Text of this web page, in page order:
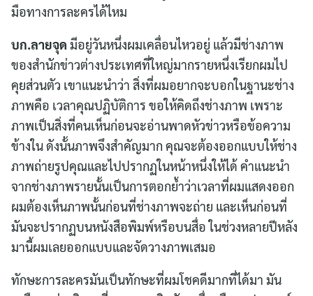
Search
มือทางการละครได้ไหม
บก.ลายจุด มีอยู่วันหนึ่งผมเคลื่อนไหวอยู่ แล้วมีช่างภาพ
ของสำนักข่าวต่างประเทศที่ใหญ่มากรายหนึ่งเรียกผมไป
คุยส่วนตัว เขาแนะนำว่า สิ่งที่ผมอยากจะบอกในฐานะช่าง
ภาพคือ เวลาคุณปฏิบัติการ ขอให้คิดถึงช่างภาพ เพราะ
ภาพเป็นสิ่งที่คนเห็นก่อนจะอ่านพาดหัวข่าวหรือข้อความ
ข้างใน ดังนั้นภาพจึงสำคัญมาก คุณจะต้องออกแบบให้ช่าง
ภาพถ่ายรูปคุณและไปปรากฏในหน้าหนึ่งให้ได้ คำแนะนำ
จากช่างภาพรายนั้นเป็นการตอกย้ำว่าเวลาที่ผมแสดงออก
ผมต้องเห็นภาพนั้นก่อนที่ช่างภาพจะถ่าย และเห็นก่อนที่
มันจะปรากฏบนหนังสือพิมพ์หรือบนสื่อ ในช่วงหลายปีหลัง
มานี้ผมเลยออกแบบและจัดวางภาพเสมอ
ทักษะการละครมันเป็นทักษะที่ผมโชคดีมากที่ได้มา มัน